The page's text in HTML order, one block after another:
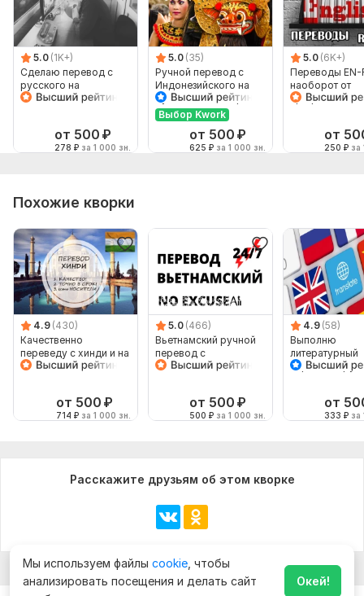
5.0 (1K+)
Сделаю перевод с
русского на
английский и
от 500 ₽
278 ₽ за 1 000 зн.
5.0 (35)
Ручной перевод с
Индонезийского на
Русский и наоборот
Выбор Kwork
от 500 ₽
625 ₽ за 1 000 зн.
5.0 (6K+)
Переводы EN-
наоборот от
от
250 ₽ за
Похожие кворки
4.9 (430)
Качественно
переведу с хинди и на
хинди
от 500 ₽
714 ₽ за 1 000 зн.
5.0 (466)
Вьетнамский ручной
перевод с
вьетнамского на
от 500 ₽
500 ₽ за 1 000 зн.
4.9 (58)
Выполню
литературный
перевод с
от
333 ₽ за
Расскажите друзьям об этом кворке
Мы используем файлы cookie , чтобы
анализировать посещения и делать сайт
Окей!